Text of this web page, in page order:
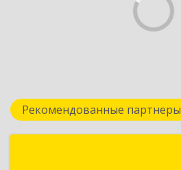
Рекомендованные партнеры